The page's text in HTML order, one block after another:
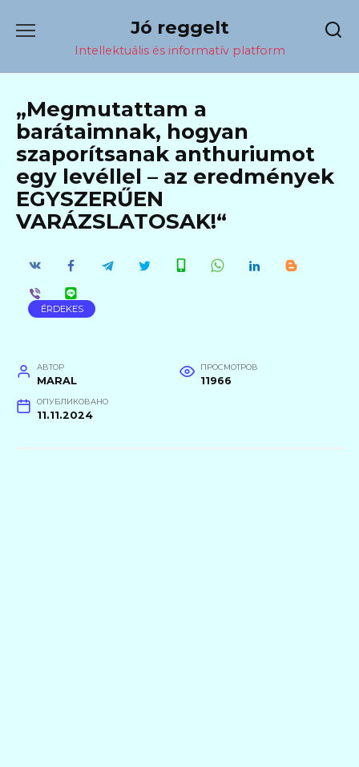
содержанию
Jó reggelt
Intellektuális és informatív platform
„Megmutattam a
barátaimnak, hogyan
szaporítsanak anthuriumot
egy levéllel – az eredmények
EGYSZERŰEN
VARÁZSLATOSAK!“
ÉRDEKES
АВТОР
MARAL
ПРОСМОТРОВ
11966
ОПУБЛИКОВАНО
11.11.2024